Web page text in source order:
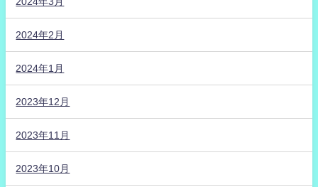
2024年2月
2024年1月
2023年12月
2023年11月
2023年10月